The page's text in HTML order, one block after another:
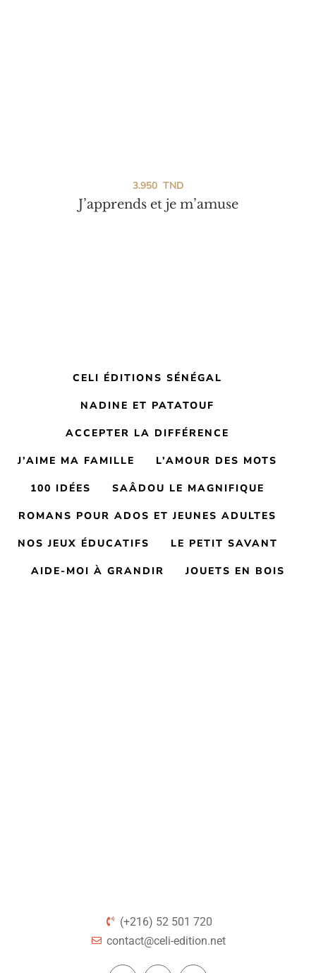
J’apprends et je m’amuse
3.950 TND
CELI ÉDITIONS SÉNÉGAL
NADINE ET PATATOUF
ACCEPTER LA DIFFÉRENCE
J’AIME MA FAMILLE L’AMOUR DES MOTS
100 IDÉES SAÂDOU LE MAGNIFIQUE
ROMANS POUR ADOS ET JEUNES ADULTES
NOS JEUX ÉDUCATIFS LE PETIT SAVANT
AIDE-MOI À GRANDIR JOUETS EN BOIS
(+216) 52 501 720
contact@celi-edition.net